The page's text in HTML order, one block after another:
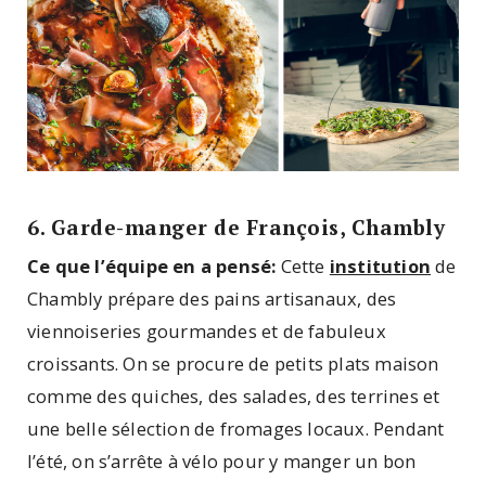
6. Garde-manger de François, Chambly
Ce que l’équipe en a pensé: Cette institution de
Chambly prépare des pains artisanaux, des
viennoiseries gourmandes et de fabuleux
croissants. On se procure de petits plats maison
comme des quiches, des salades, des terrines et
une belle sélection de fromages locaux. Pendant
l’été, on s’arrête à vélo pour y manger un bon